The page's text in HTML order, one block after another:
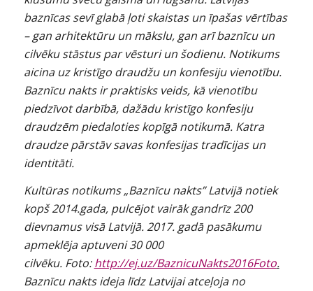
baznīcas sevī glabā ļoti skaistas un īpašas vērtības
– gan arhitektūru un mākslu, gan arī baznīcu un
cilvēku stāstus par vēsturi un šodienu. Notikums
aicina uz kristīgo draudžu un konfesiju vienotību.
Baznīcu nakts ir praktisks veids, kā vienotību
piedzīvot darbībā, dažādu kristīgo konfesiju
draudzēm piedaloties kopīgā notikumā. Katra
draudze pārstāv savas konfesijas tradīcijas un
identitāti.
Kultūras notikums „Baznīcu nakts” Latvijā notiek
kopš 2014.gada, pulcējot vairāk gandrīz 200
dievnamus visā Latvijā. 2017. gadā pasākumu
apmeklēja aptuveni 30 000
cilvēku. Foto:http://ej.uz/BaznicuNakts2016Foto.
Baznīcu nakts ideja līdz Latvijai atceļoja no